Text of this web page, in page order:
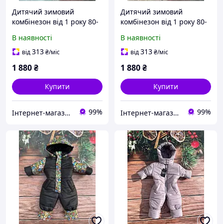
Дитячий зимовий
комбінезон від 1 року 80-
розмір з капюшоном
В наявності
від313₴/міс
1 880₴
Купити
Інтернет-магазин дитячих товарів "Gorod Detstva" 99%
Дитячий зимовий
комбінезон від 1 року 80-
розмір з капюшоном
В наявності
від313₴/міс
1 880₴
Купити
Інтернет-магазин дитячих товарів "Gorod Detstva" 99%